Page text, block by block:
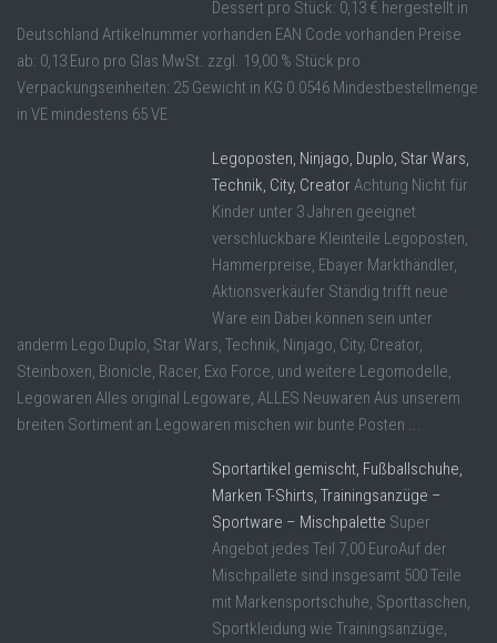
Dessert pro Stück: 0,13 € hergestellt in
Deutschland Artikelnummer vorhanden EAN Code vorhanden Preise
ab: 0,13 Euro pro Glas MwSt. zzgl. 19,00 % Stück pro
Verpackungseinheiten: 25 Gewicht in KG 0.0546 Mindestbestellmenge
in VE mindestens 65 VE
Legoposten, Ninjago, Duplo, Star Wars,
Technik, City, CreatorAchtung Nicht für
Kinder unter 3 Jahren geeignet
verschluckbare Kleinteile Legoposten,
Hammerpreise, Ebayer Markthändler,
Aktionsverkäufer Ständig trifft neue
Ware ein Dabei können sein unter
anderm Lego Duplo, Star Wars, Technik, Ninjago, City, Creator,
Steinboxen, Bionicle, Racer, Exo Force, und weitere Legomodelle,
Legowaren Alles original Legoware, ALLES Neuwaren Aus unserem
breiten Sortiment an Legowaren mischen wir bunte Posten ...
Sportartikel gemischt, Fußballschuhe,
Marken T-Shirts, Trainingsanzüge –
Sportware – Mischpalette Super
Angebot jedes Teil 7,00 EuroAuf der
Mischpallete sind insgesamt 500 Teile
mit Markensportschuhe, Sporttaschen,
Sportkleidung wie Trainingsanzüge,